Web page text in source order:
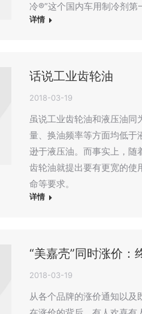
冷®”这个国内车用制冷剂第
详情
话说工业齿轮油
2018-03-19
虽说工业齿轮油和液压油同
量、换油频率等方面均低于
逊于液压油。而事实上，随
齿轮油就提出要有更宽的使
命等要求。
详情
“美嘉壳”同时涨价：
2018-03-19
从各个品牌的涨价通知以及